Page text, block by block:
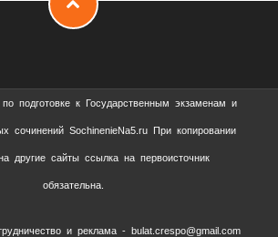
подготовке к Государственным экзаменам и
сочинений SochinenieNa5.ru При копировании
другие сайты ссылка на первоисточник
обязательна.
и реклама - bulat.crespo@gmail.com